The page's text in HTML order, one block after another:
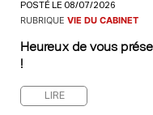
POSTÉ LE 08/07/2026
RUBRIQUE VIE DU CABINET
Heureux de vous
!
LIRE